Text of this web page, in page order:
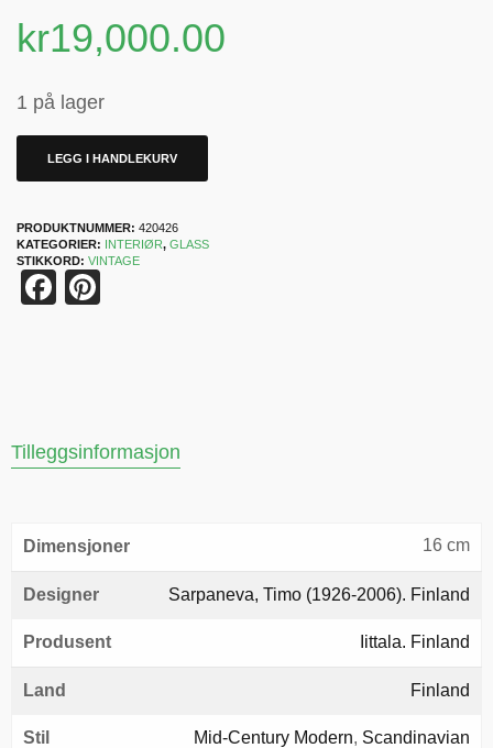
kr19,000.00
1 på lager
LEGG I HANDLEKURV
PRODUKTNUMMER: 420426
KATEGORIER: INTERIØR, GLASS
STIKKORD: VINTAGE
Facebook
Tilleggsinformasjon
Dimensjoner 16 cm
Designer Sarpaneva, Timo (1926-2006). Finland
Produsent Iittala. Finland
Land Finland
Stil Mid-Century Modern, Scandinavian